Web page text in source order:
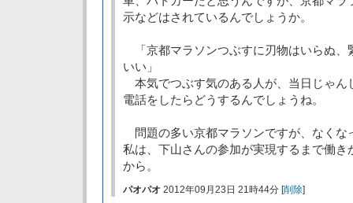
示などはされているんでしょうか。
「京都マラソンつぶすに刃物はいらぬ、
いい」
本気でつぶす気のある人が、当日じゃん
電話をしたらどうするんでしょうね。
問題の多い京都マラソンですが、なくな
私は、下山さんの参加が実現するまで働き
から。
パオパオ 2012年09月23日 21時44分 [削除]